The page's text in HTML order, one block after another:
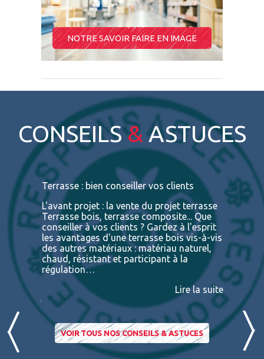
NOTRE SAVOIR FAIRE EN IMAGE
CONSEILS&ASTUCES
la suite
Terrasse : bien conseiller vos clients
L'avant projet : la vente du projet terrasse
Terrasse bois, terrasse composite... Que
conseiller à vos clients ? Gardez à l'esprit
les avantages d'une terrasse bois vis-à-vis
des autres matériaux : matériau naturel,
chaud, résistant et participant à la
régulation…
Lire la suite
bois
Vous
toutes
IPE
VOIR TOUS NOS CONSEILS & ASTUCES